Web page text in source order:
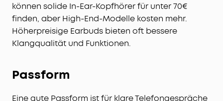
können solide In-Ear-Kopfhörer für unter 70€
finden, aber High-End-Modelle kosten mehr.
Höherpreisige Earbuds bieten oft bessere
Klangqualität und Funktionen.
Passform
Eine gute Passform ist für klare Telefongespräche